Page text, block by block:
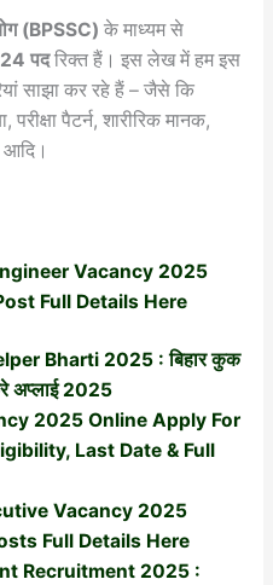
(BPSSC) के माध्यम से
24 पदरिक्त हैं। इस लेख में हम इस
साझा कर रहे हैं – जैसे कि
पैटर्न, शारीरिक मानक,
Vacancy 2025
Full Details Here
Bharti 2025 : बिहार कुक
अप्लाई 2025
2025 Online Apply For
Last Date & Full
Vacancy 2025
Full Details Here
Recruitment 2025 :